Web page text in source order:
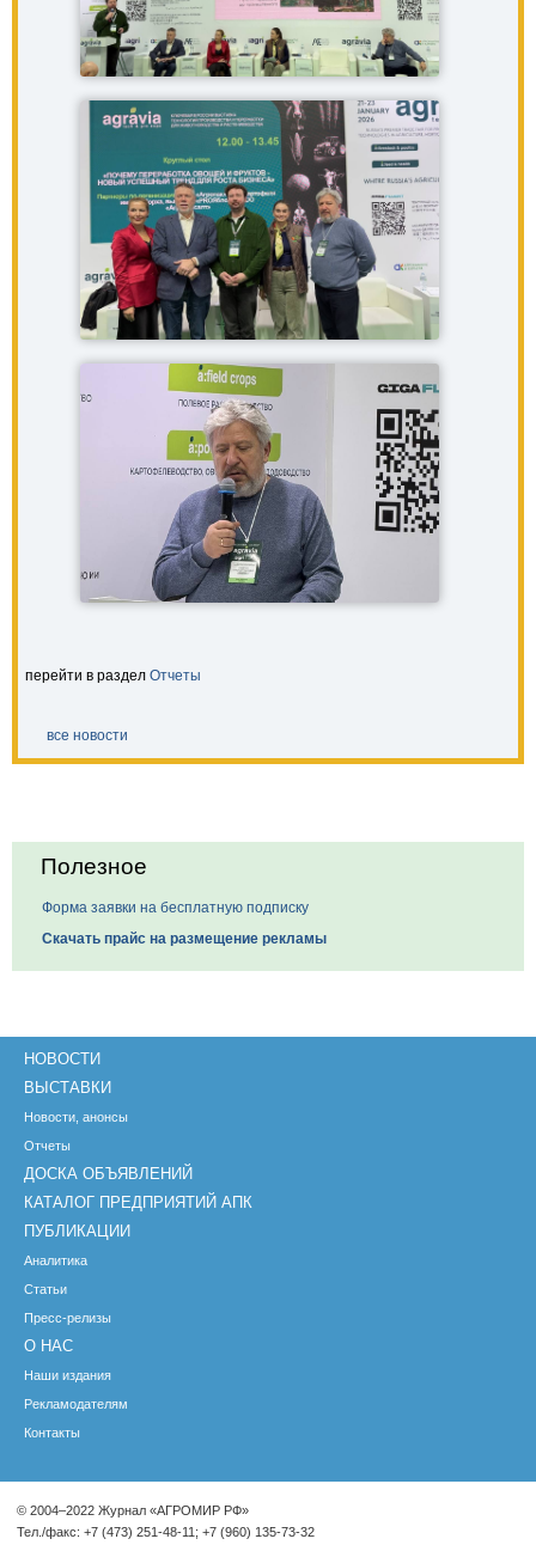
перейти в раздел Отчеты
все новости
Полезное
Форма заявки на бесплатную подписку
Скачать прайс на размещение рекламы
НОВОСТИ
ВЫСТАВКИ
Новости, анонсы
Отчеты
ДОСКА ОБЪЯВЛЕНИЙ
КАТАЛОГ ПРЕДПРИЯТИЙ АПК
ПУБЛИКАЦИИ
Аналитика
Статьи
Пресс-релизы
О НАС
Наши издания
Рекламодателям
Контакты
© 2004–2022 Журнал «АГРОМИР РФ»
Тел./факс: +7 (473) 251-48-11; +7 (960) 135-73-32